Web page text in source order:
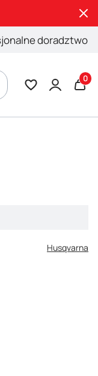
doradztwo
Husqvarna